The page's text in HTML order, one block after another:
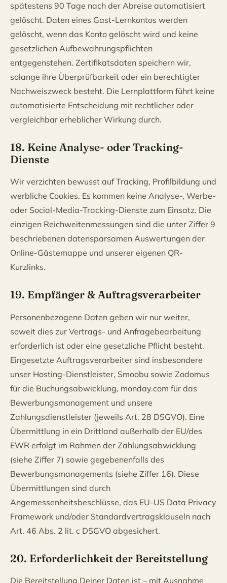
spätestens 90 Tage nach der Abreise automatisiert
gelöscht. Daten eines Gast-Lernkontos werden
gelöscht, wenn das Konto gelöscht wird und keine
gesetzlichen Aufbewahrungspflichten
entgegenstehen. Zertifikatsdaten speichern wir,
solange ihre Überprüfbarkeit oder ein berechtigter
Nachweiszweck besteht. Die Lernplattform führt keine
automatisierte Entscheidung mit rechtlicher oder
vergleichbar erheblicher Wirkung durch.
18. Keine Analyse- oder Tracking-
Dienste
Wir verzichten bewusst auf Tracking, Profilbildung und
werbliche Cookies. Es kommen keine Analyse-, Werbe-
oder Social-Media-Tracking-Dienste zum Einsatz. Die
einzigen Reichweitenmessungen sind die unter Ziffer 9
beschriebenen datensparsamen Auswertungen der
Online-Gästemappe und unserer eigenen QR-
Kurzlinks.
19. Empfänger & Auftragsverarbeiter
Personenbezogene Daten geben wir nur weiter,
soweit dies zur Vertrags- und Anfragebearbeitung
erforderlich ist oder eine gesetzliche Pflicht besteht.
Eingesetzte Auftragsverarbeiter sind insbesondere
unser Hosting-Dienstleister, Smoobu sowie Zodomus
für die Buchungsabwicklung, monday.com für das
Bewerbungsmanagement und unsere
Zahlungsdienstleister (jeweils Art. 28 DSGVO). Eine
Übermittlung in ein Drittland außerhalb der EU/des
EWR erfolgt im Rahmen der Zahlungsabwicklung
(siehe Ziffer 7) sowie gegebenenfalls des
Bewerbungsmanagements (siehe Ziffer 16). Diese
Übermittlungen sind durch
Angemessenheitsbeschlüsse, das EU-US Data Privacy
Framework und/oder Standardvertragsklauseln nach
Art. 46 Abs. 2 lit. c DSGVO abgesichert.
20. Erforderlichkeit der Bereitstellung
Die Bereitstellung Deiner Daten ist – mit Ausnahme